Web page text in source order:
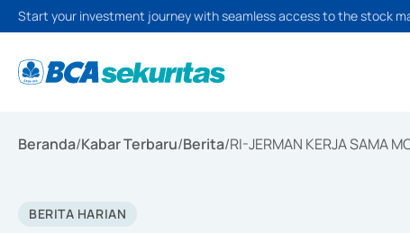
Start your investment journey with seamless access to the stock
Beranda/Kabar Terbaru/Berita/RI-JERMAN KERJA SAMA
BERITA HARIAN